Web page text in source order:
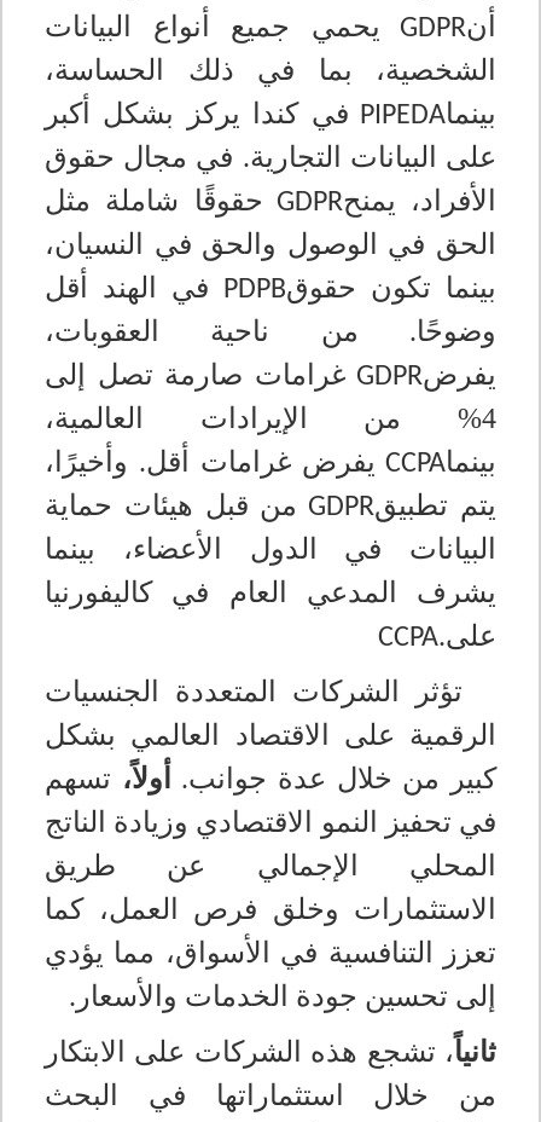
أنGDPR يحمي جميع أنواع البيانات
الشخصية، بما في ذلك الحساسة،
بينماPIPEDA في كندا يركز بشكل أكبر
على البيانات التجارية. في مجال حقوق
الأفراد، يمنحGDPR حقوقًا شاملة مثل
الحق في الوصول والحق في النسيان،
بينما تكون حقوقPDPB في الهند أقل
وضوحًا. من ناحية العقوبات،
يفرضGDPR غرامات صارمة تصل إلى
4% من الإيرادات العالمية،
بينماCCPA يفرض غرامات أقل. وأخيرًا،
يتم تطبيقGDPR من قبل هيئات حماية
البيانات في الدول الأعضاء، بينما
يشرف المدعي العام في كاليفورنيا
علىCCPA.
تؤثر الشركات المتعددة الجنسيات
الرقمية على الاقتصاد العالمي بشكل
كبير من خلال عدة جوانب.
أولاً، تسهم
في تحفيز النمو الاقتصادي وزيادة الناتج
المحلي الإجمالي عن طريق
الاستثمارات وخلق فرص العمل، كما
تعزز التنافسية في الأسواق، مما يؤدي
إلى تحسين جودة الخدمات والأسعار .
ثانياً، تشجع هذه الشركات على الابتكار
من خلال استثماراتها في البحث